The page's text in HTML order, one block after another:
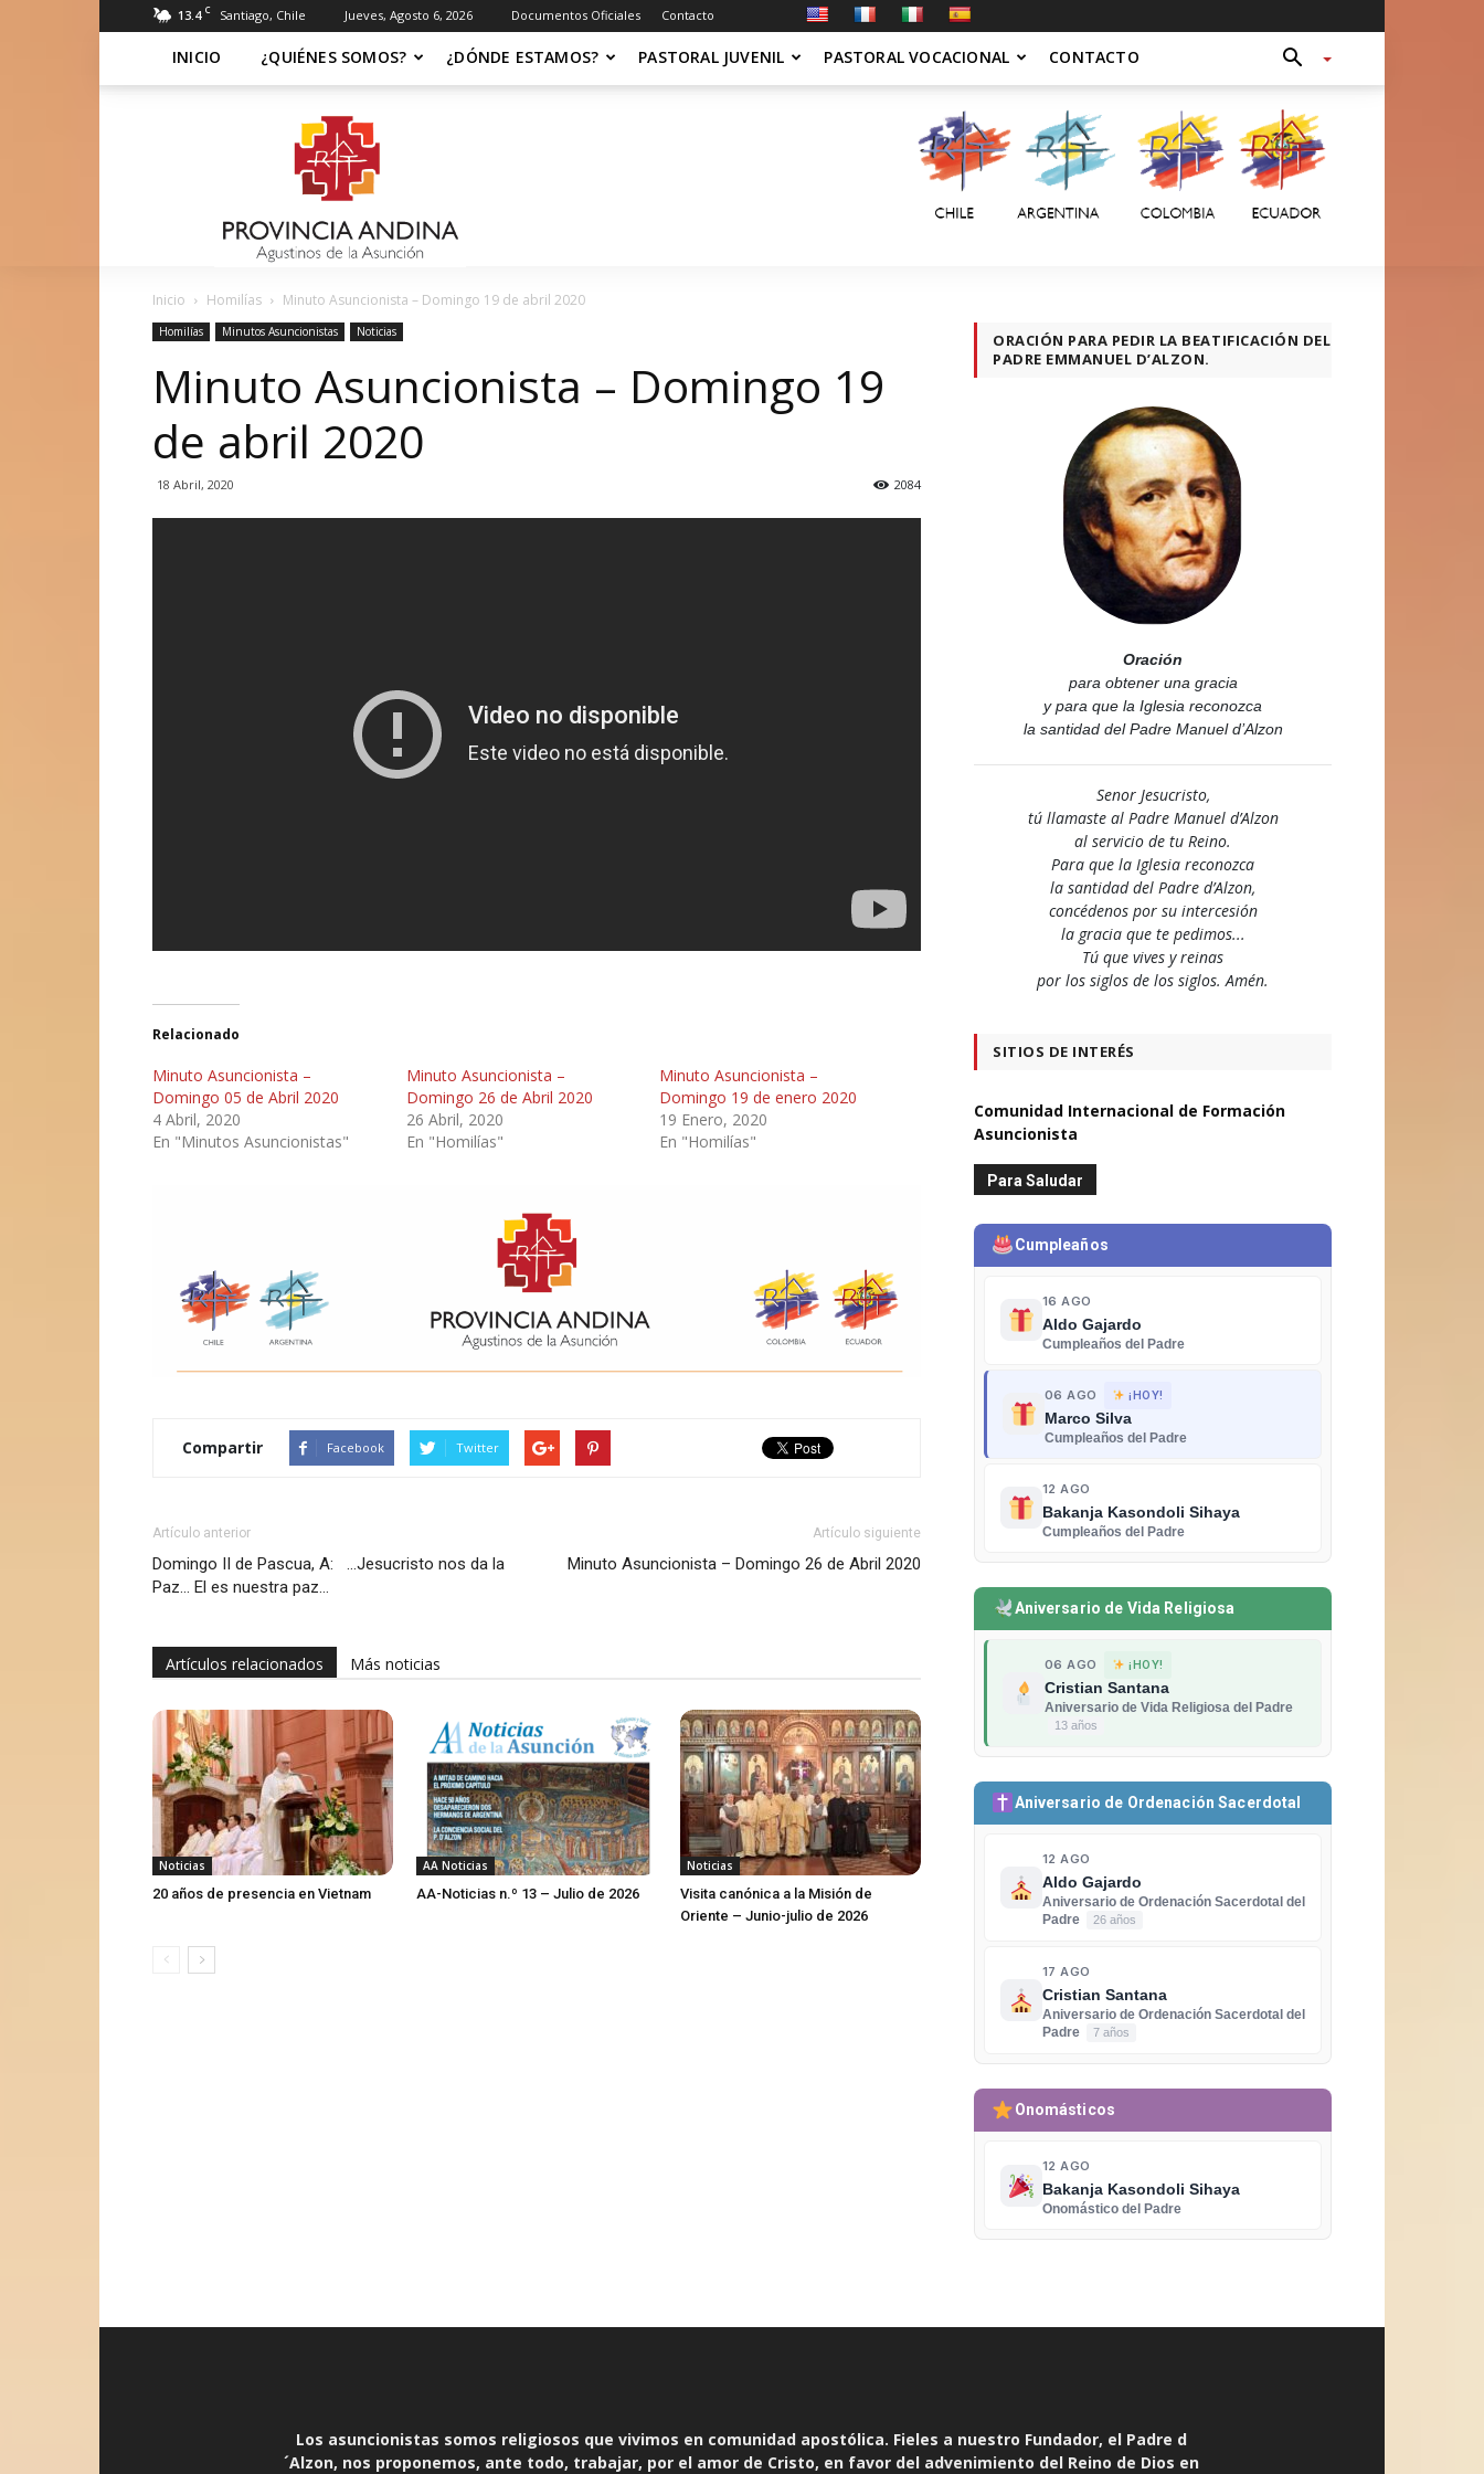
13.4 C Santiago, Chile Jueves, Agosto 6, 2026 Documentos Oficiales Contacto
INICIO ¿QUIÉNES SOMOS? ¿DÓNDE ESTAMOS? PASTORAL JUVENIL PASTORAL VOCACIONAL CONTACTO
Asuncionista
Inicio Homilías Minuto Asuncionista – Domingo 19 de abril 2020
Homilías Minutos Asuncionistas Noticias
Minuto Asuncionista – Domingo 19
de abril 2020
18 Abril, 2020 2084
Relacionado
Minuto Asuncionista –
Domingo 05 de Abril 2020
4 Abril, 2020
En "Minutos Asuncionistas"
Minuto Asuncionista –
Domingo 26 de Abril 2020
26 Abril, 2020
En "Homilías"
Minuto Asuncionista –
Domingo 19 de enero 2020
19 Enero, 2020
En "Homilías"
Compartir Facebook Twitter
Artículo anterior
Domingo II de Pascua, A: …Jesucristo nos da la
Paz… El es nuestra paz…
Artículo siguiente
Minuto Asuncionista – Domingo 26 de Abril 2020
Artículos relacionados Más noticias
Noticias
20 años de presencia en Vietnam
AA Noticias
AA-Noticias n.º 13 – Julio de 2026
Noticias
Visita canónica a la Misión de
Oriente – Junio-julio de 2026
ORACIÓN PARA PEDIR LA BEATIFICACIÓN DEL
PADRE EMMANUEL D’ALZON.
Oración
para obtener una gracia
y para que la Iglesia reconozca
la santidad del Padre Manuel d’Alzon
Senor Jesucristo,
tú llamaste al Padre Manuel d’Alzon
al servicio de tu Reino.
Para que la Iglesia reconozca
la santidad del Padre d’Alzon,
concédenos por su intercesión
la gracia que te pedimos...
Tú que vives y reinas
por los siglos de los siglos. Amén.
SITIOS DE INTERÉS
Comunidad Internacional de Formación
Asuncionista
Para Saludar
Cumpleaños
16 AGO
Aldo Gajardo
Cumpleaños del Padre
06 AGO ¡HOY!
Marco Silva
Cumpleaños del Padre
12 AGO
Bakanja Kasondoli Sihaya
Cumpleaños del Padre
Aniversario de Vida Religiosa
06 AGO ¡HOY!
Cristian Santana
Aniversario de Vida Religiosa del Padre
13 años
Aniversario de Ordenación Sacerdotal
12 AGO
Aldo Gajardo
Aniversario de Ordenación Sacerdotal del
Padre
26 años
17 AGO
Cristian Santana
Aniversario de Ordenación Sacerdotal del
Padre
7 años
Onomásticos
12 AGO
Bakanja Kasondoli Sihaya
Onomástico del Padre
Los asuncionistas somos religiosos que vivimos en comunidad apostólica. Fieles a nuestro Fundador, el Padre d
´Alzon, nos proponemos, ante todo, trabajar, por el amor de Cristo, en favor del advenimiento del Reino de Dios en